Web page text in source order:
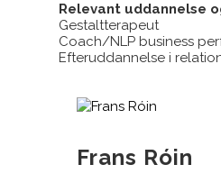
Relevant uddannelse
Gestaltterapeut
Coach/NLP business
Efteruddannelse i
Frans Róin